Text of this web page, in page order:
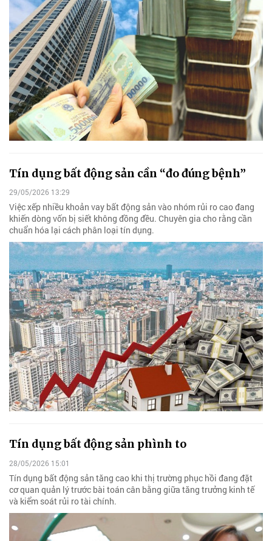
Tín dụng bất động sản cần “đo đúng bệnh”
29/05/2026 13:29
Việc xếp nhiều khoản vay bất động sản vào nhóm rủi ro cao đang
khiến dòng vốn bị siết không đồng đều. Chuyên gia cho rằng cần
chuẩn hóa lại cách phân loại tín dụng.
Tín dụng bất động sản phình to
28/05/2026 15:01
Tín dụng bất động sản tăng cao khi thị trường phục hồi đang đặt
cơ quan quản lý trước bài toán cân bằng giữa tăng trưởng kinh tế
và kiểm soát rủi ro tài chính.